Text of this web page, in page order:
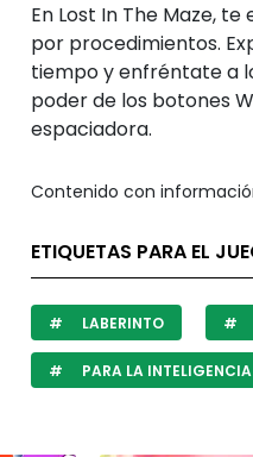
En Lost In The Maze,
por procedimientos.
tiempo y enfréntate a
poder de los botones
espaciadora.
Contenido con
ETIQUETAS PARA EL
LABERINTO
PARA LA INTELIGENCIA